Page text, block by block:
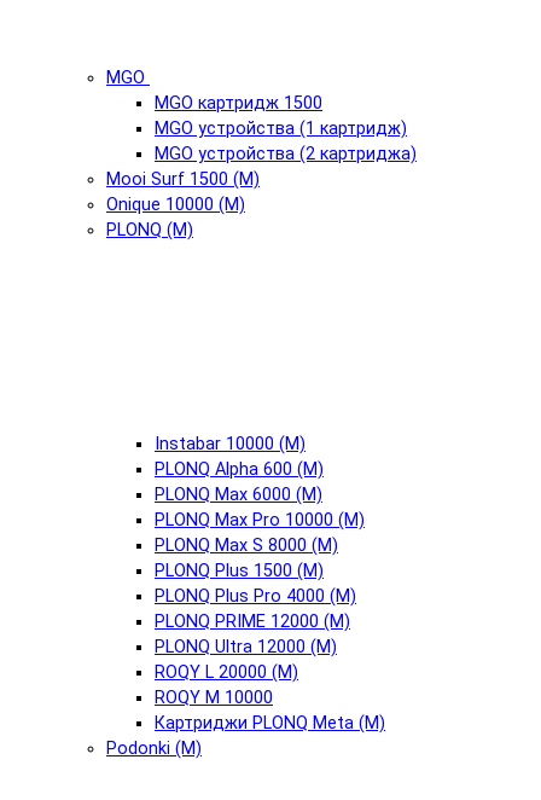
MGO
MGO картридж 1500
MGO устройства (1 картридж)
MGO устройства (2 картриджа)
Mooi Surf 1500 (М)
Onique 10000 (М)
PLONQ (М)
Instabar 10000 (М)
PLONQ Alpha 600 (М)
PLONQ Max 6000 (М)
PLONQ Max Pro 10000 (М)
PLONQ Max S 8000 (М)
PLONQ Plus 1500 (М)
PLONQ Plus Pro 4000 (М)
PLONQ PRIME 12000 (М)
PLONQ Ultra 12000 (М)
ROQY L 20000 (М)
ROQY M 10000
Картриджи PLONQ Meta (М)
Podonki (М)